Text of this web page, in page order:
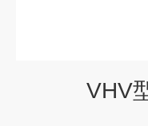
VHV